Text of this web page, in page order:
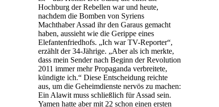
Hochburg der Rebellen war und heute,
nachdem die Bomben von Syriens
Machthaber Assad ihr den Garaus gemacht
haben, aussieht wie die Gerippe eines
Elefantenfriedhofs. „Ich war TV-Reporter“,
erzählt der 34-Jährige. „Aber als ich merkte,
dass mein Sender nach Beginn der Revolution
2011 immer mehr Propaganda verbreitete,
kündigte ich.“ Diese Entscheidung reichte
aus, um die Geheimdienste nervös zu machen:
Ein Alawit muss schließlich für Assad sein.
Yamen hatte aber mit 22 schon einen ersten